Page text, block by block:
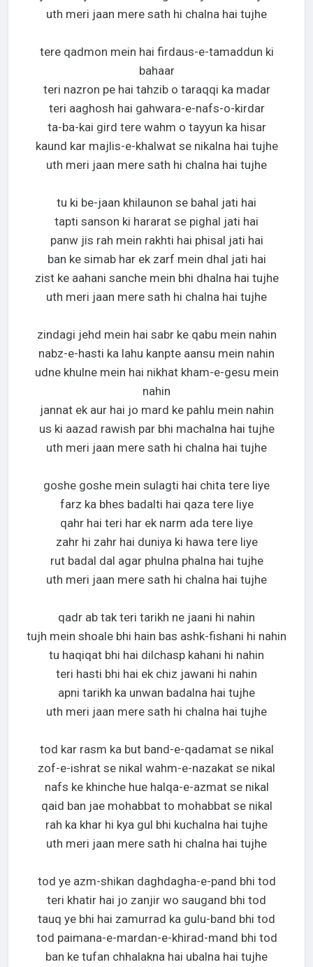
uth meri jaan mere sath hi chalna hai tujhe
tere qadmon mein hai firdaus-e-tamaddun ki
bahaar
teri nazron pe hai tahzib o taraqqi ka madar
teri aaghosh hai gahwara-e-nafs-o-kirdar
ta-ba-kai gird tere wahm o tayyun ka hisar
kaund kar majlis-e-khalwat se nikalna hai tujhe
uth meri jaan mere sath hi chalna hai tujhe
tu ki be-jaan khilaunon se bahal jati hai
tapti sanson ki hararat se pighal jati hai
panw jis rah mein rakhti hai phisal jati hai
ban ke simab har ek zarf mein dhal jati hai
zist ke aahani sanche mein bhi dhalna hai tujhe
uth meri jaan mere sath hi chalna hai tujhe
zindagi jehd mein hai sabr ke qabu mein nahin
nabz-e-hasti ka lahu kanpte aansu mein nahin
udne khulne mein hai nikhat kham-e-gesu mein
nahin
jannat ek aur hai jo mard ke pahlu mein nahin
us ki aazad rawish par bhi machalna hai tujhe
uth meri jaan mere sath hi chalna hai tujhe
goshe goshe mein sulagti hai chita tere liye
farz ka bhes badalti hai qaza tere liye
qahr hai teri har ek narm ada tere liye
zahr hi zahr hai duniya ki hawa tere liye
rut badal dal agar phulna phalna hai tujhe
uth meri jaan mere sath hi chalna hai tujhe
qadr ab tak teri tarikh ne jaani hi nahin
tujh mein shoale bhi hain bas ashk-fishani hi nahin
tu haqiqat bhi hai dilchasp kahani hi nahin
teri hasti bhi hai ek chiz jawani hi nahin
apni tarikh ka unwan badalna hai tujhe
uth meri jaan mere sath hi chalna hai tujhe
tod kar rasm ka but band-e-qadamat se nikal
zof-e-ishrat se nikal wahm-e-nazakat se nikal
nafs ke khinche hue halqa-e-azmat se nikal
qaid ban jae mohabbat to mohabbat se nikal
rah ka khar hi kya gul bhi kuchalna hai tujhe
uth meri jaan mere sath hi chalna hai tujhe
tod ye azm-shikan daghdagha-e-pand bhi tod
teri khatir hai jo zanjir wo saugand bhi tod
tauq ye bhi hai zamurrad ka gulu-band bhi tod
tod paimana-e-mardan-e-khirad-mand bhi tod
ban ke tufan chhalakna hai ubalna hai tujhe